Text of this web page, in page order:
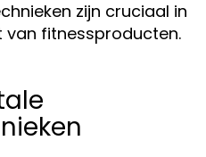
zijn cruciaal in
fitnessproducten.